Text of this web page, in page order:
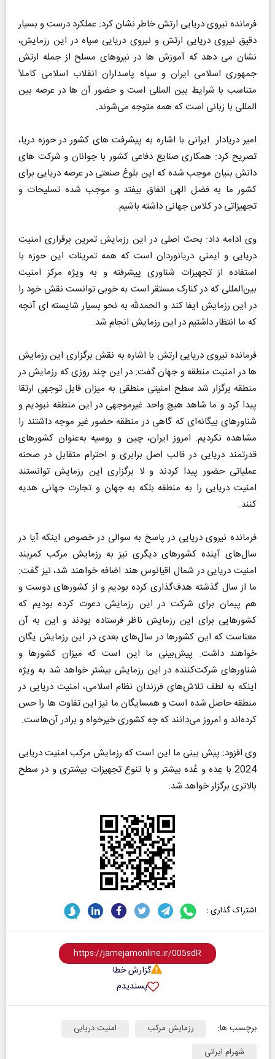
فرمانده نیروی دریایی ارتش خاطر نشان کرد: عملکرد درست و بسیار
دقیق نیروی دریایی ارتش و نیروی دریایی سپاه در این رزمایش،
نشان می دهد که آموزش ها در نیروهای مسلح از جمله ارتش
جمهوری اسلامی ایران و سپاه پاسداران انقلاب اسلامی کاملاً
متناسب با شرایط بین المللی است و حضور آن ها در عرصه بین
المللی با زبانی است که همه متوجه می‌شوند.
امیر دریادار ایرانی با اشاره به پیشرفت های کشور در حوزه دریا،
تصریح کرد: همکاری صنایع دفاعی کشور با جوانان و شرکت های
دانش بنیان موجب شده که این بلوغ صنعتی در عرصه دریایی برای
کشور ما به فضل الهی اتفاق بیفتد و موجب شده تسلیحات و
تجهیزاتی در کلاس جهانی داشته باشیم.
وی ادامه داد: بحث اصلی در این رزمایش تمرین برقراری امنیت
دریایی و ایمنی دریانوردان است که همه تمرینات این حوزه با
استفاده از تجهیزات شناوری پیشرفته و به ویژه مرکز امنیت
بین‌المللی که در کنارک مستقر است به خوبی توانست نقش خود را
در این رزمایش ایفا کند و الحمدلله به نحو بسیار شایسته ای آنچه
که ما انتظار داشتیم در این رزمایش انجام شد.
فرمانده نیروی دریایی ارتش با اشاره به نقش برگزاری این رزمایش
ها در امنیت منطقه و جهان گفت: در این چند روزی که رزمایش در
منطقه برگزار شد سطح امنیتی منطقی به میزان قابل توجهی ارتقا
پیدا کرد و ما شاهد هیچ واحد غیرموجهی در این منطقه نبودیم و
شناورهای بیگانه‌ای که گاهی در منطقه حضور غیر موجه داشتند را
مشاهده نکردیم. امروز ایران، چین و روسیه به‌عنوان کشورهای
قدرتمند دریایی در قالب اصل برابری و احترام متقابل در صحنه
عملیاتی حضور پیدا کردند و لا برگزاری این رزمایش توانستند
امنیت دریایی را به منطقه بلکه به جهان و تجارت جهانی هدیه
کنند.
فرمانده نیروی دریایی در پاسخ به سوالی در خصوص اینکه آیا در
سال‌های آینده کشورهای دیگری نیز به رزمایش مرکب کمربند
امنیت دریایی در شمال اقیانوس هند اضافه خواهند شد، نیز گفت:
ما از سال گذشته هدف‌گذاری کرده بودیم و از کشورهای دوست و
هم پیمان برای شرکت در این رزمایش دعوت کرده بودیم که
کشورهایی برای این رزمایش ناظر فرستاده بودند و این به آن
معناست که این کشورها در سال‌های بعدی در این رزمایش یگان
خواهند داشت. پیش‌بینی ما این است که میزان کشورها و
شناورهای شرکت‌کننده در این رزمایش بیشتر خواهد شد به ویژه
اینکه به لطف تلاش‌های فرزندان نظام اسلامی، امنیت دریایی در
منطقه حاصل شده است و همسایگان ما نیز این تفاوت ها را حس
کرده‌اند و امروز می‌دانند که چه کشوری خیرخواه و برادر آن‌هاست.
وی افزود: پیش بینی ما این است که رزمایش مرکب امنیت دریایی
2024 با عِده و عُده بیشتر و با تنوع تجهیزات بیشتری و در سطح
بالاتری برگزار خواهد شد.
اشتراک گذاری :
گزارش خطا
پسندیدم
برچسب ها: رزمایش مرکب
امنیت دریایی
شهرام ایرانی